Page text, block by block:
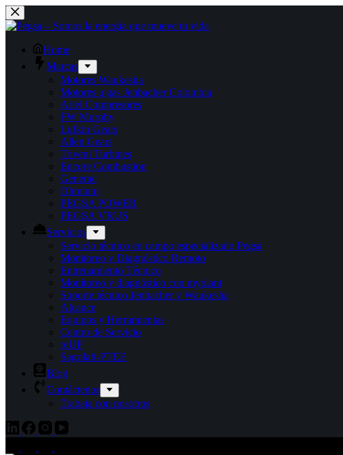
Saltar
al
contenido
Home
Marcas
Motores Waukesha
Motores a gas Jenbacher Colombia
Ariel Compresores
FW Murphy
Lufkin Gears
Allen Gears
Triveni Turbines
Encore Combustion
Generac
Ohmium
PEGSA POWER
PEGSA VRUS
Servicios
Servicio técnico en campo especializado Pegsa
Monitoreo y Diagnóstico Remoto
Entrenamiento Técnico
Monitoreo y diagnóstico con myplant
Soporte técnico Jenbacher y Waukesha
Alcance
Equipos y Herramientas
Centro de Servicio
reUP
Sagrilaft-PTEE
Blog
Contáctenos
Trabaja con nosotros